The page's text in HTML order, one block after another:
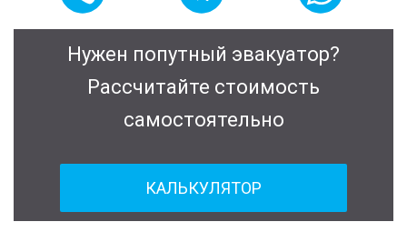
Нужен попутный эвакуатор?
Рассчитайте стоимость
самостоятельно
КАЛЬКУЛЯТОР